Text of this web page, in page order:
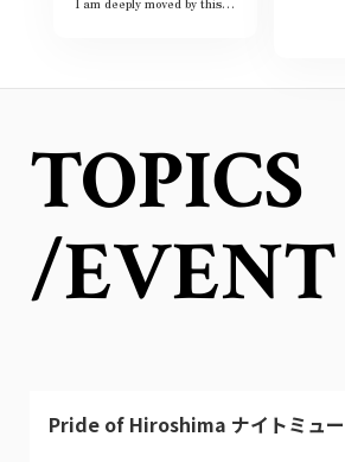
TOPICS
/EVENT
Pride of Hiroshima ナイトミュ